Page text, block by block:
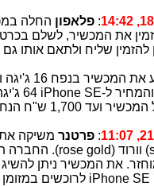
:פלאפון החלה
את המכשיר, לשלם
וב-64 ג'יגה ובצבעים – ורוד, זהב, כסוף ואפור. המחיר ל-
SE
iPhone
:פרטנר משיקה
) וורוד (rose gold
את המכשיר ניתן
iPhone SE לרוכשים במזומן או עד 12 תשלומים